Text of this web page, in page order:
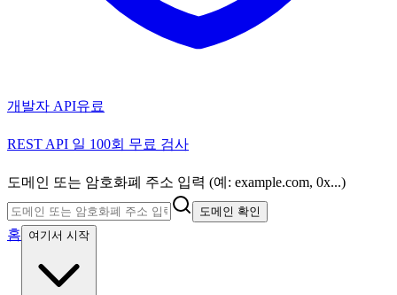
개발자 API유료
REST API 일 100회 무료 검사
도메인 또는 암호화폐 주소 입력 (예: example.com, 0x...)
도메인 확인
홈 여기서 시작